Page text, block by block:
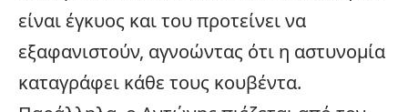
είναι έγκυος και του προτείνει να
εξαφανιστούν, αγνοώντας ότι η αστυνομία
καταγράφει κάθε τους κουβέντα.